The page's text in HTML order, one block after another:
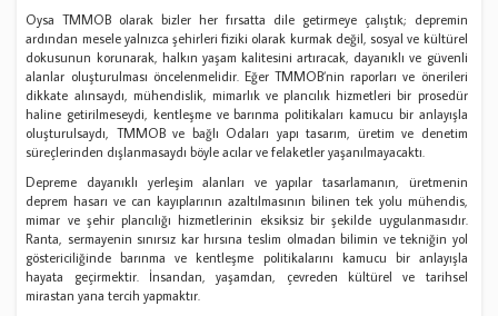
Oysa TMMOB olarak bizler her fırsatta dile getirmeye çalıştık; depremin
ardından mesele yalnızca şehirleri fiziki olarak kurmak değil, sosyal ve kültürel
dokusunun korunarak, halkın yaşam kalitesini artıracak, dayanıklı ve güvenli
alanlar oluşturulması öncelenmelidir. Eğer TMMOB’nin raporları ve önerileri
dikkate alınsaydı, mühendislik, mimarlık ve plancılık hizmetleri bir prosedür
haline getirilmeseydi, kentleşme ve barınma politikaları kamucu bir anlayışla
oluşturulsaydı, TMMOB ve bağlı Odaları yapı tasarım, üretim ve denetim
süreçlerinden dışlanmasaydı böyle acılar ve felaketler yaşanılmayacaktı.
Depreme dayanıklı yerleşim alanları ve yapılar tasarlamanın, üretmenin
deprem hasarı ve can kayıplarının azaltılmasının bilinen tek yolu mühendis,
mimar ve şehir plancılığı hizmetlerinin eksiksiz bir şekilde uygulanmasıdır.
Ranta, sermayenin sınırsız kar hırsına teslim olmadan bilimin ve tekniğin yol
göstericiliğinde barınma ve kentleşme politikalarını kamucu bir anlayışla
hayata geçirmektir. İnsandan, yaşamdan, çevreden kültürel ve tarihsel
mirastan yana tercih yapmaktır.